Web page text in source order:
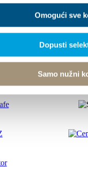
Omogući sve
Dopusti
Samo nužni
Design by:Signed Design